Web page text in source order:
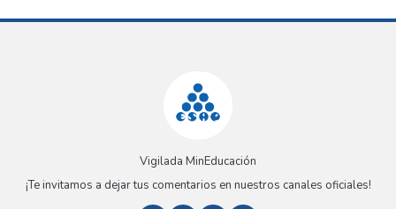
Vigilada MinEducación
¡Te invitamos a dejar tus comentarios en nuestros canales oficiales!